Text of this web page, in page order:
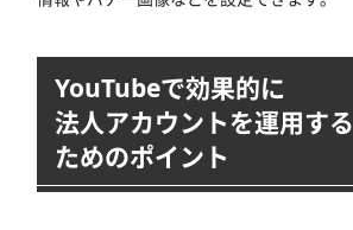
YouTubeで効果的に
法人アカウントを運用する
ためのポイント